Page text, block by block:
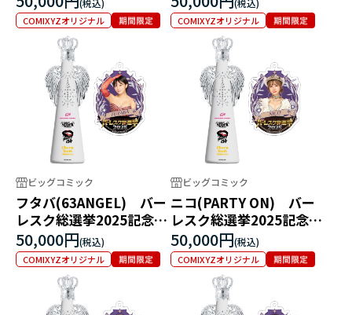
COMIXYZオリジナル COMIXYZオリジナル
ビッグコミック
フタバ(63ANGEL) バー
レスク総選挙2025記念フ
ィリコボトル
50,000円
COMIXYZオリジナル
ビッグコミック
ニコ(PARTY ON) バー
レスク総選挙2025記念フ
ィリコボトル
50,000円
COMIXYZオリジナル